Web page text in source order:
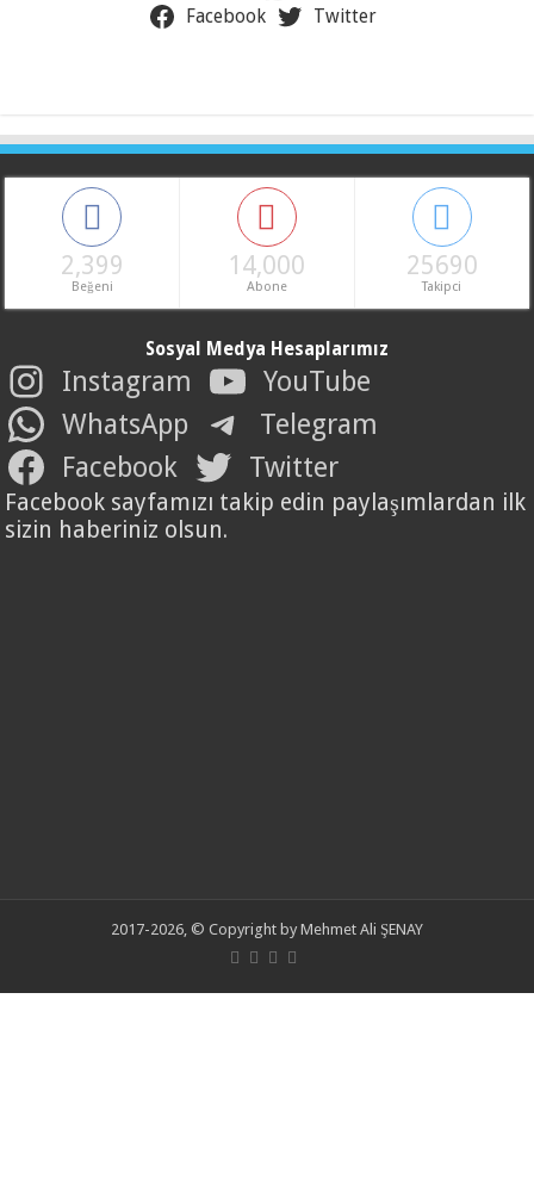
Facebook
Twitter
2,399
Beğeni
14,000
Abone
25690
Takipci
Sosyal Medya Hesaplarımız
Instagram
YouTube
WhatsApp
Telegram
Facebook
Twitter
Facebook sayfamızı takip edin paylaşımlardan ilk
sizin haberiniz olsun.
2017-2026, © Copyright by Mehmet Ali ŞENAY